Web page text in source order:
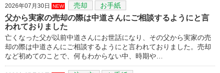
2026年07月30日 NEW 売却 お手紙
父から実家の売却の際は中道さんにご相談するようにと言
われておりました
亡くなった父が以前中道さんにお世話になり、その父から実家の売
却の際は中道さんにご相談するようにと言われておりました。売却
など初めてのことで、何もわからない中、時期や…